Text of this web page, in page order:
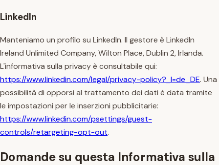
LinkedIn
Manteniamo un profilo su LinkedIn. Il gestore è LinkedIn
Ireland Unlimited Company, Wilton Place, Dublin 2, Irlanda.
L'informativa sulla privacy è consultabile qui:
https://www.linkedin.com/legal/privacy-policy?_l=de_DE. Una
possibilità di opporsi al trattamento dei dati è data tramite
le impostazioni per le inserzioni pubblicitarie:
https://www.linkedin.com/psettings/guest-
controls/retargeting-opt-out.
Domande su questa Informativa sulla